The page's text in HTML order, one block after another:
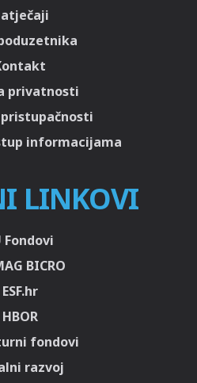
privatnosti
informacijama
LINKOVI
Fondovi
BICRO
ESF.hr
HBOR
fondovi
razvoj